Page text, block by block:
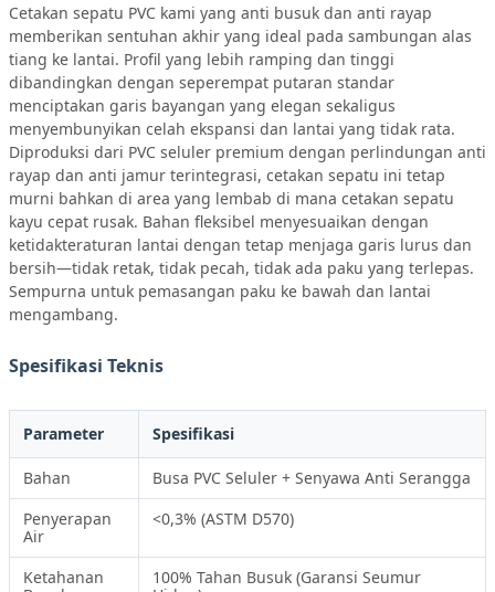
Cetakan sepatu PVC kami yang anti busuk dan anti rayap
memberikan sentuhan akhir yang ideal pada sambungan alas
tiang ke lantai. Profil yang lebih ramping dan tinggi
dibandingkan dengan seperempat putaran standar
menciptakan garis bayangan yang elegan sekaligus
menyembunyikan celah ekspansi dan lantai yang tidak rata.
Diproduksi dari PVC seluler premium dengan perlindungan anti
rayap dan anti jamur terintegrasi, cetakan sepatu ini tetap
murni bahkan di area yang lembab di mana cetakan sepatu
kayu cepat rusak. Bahan fleksibel menyesuaikan dengan
ketidakteraturan lantai dengan tetap menjaga garis lurus dan
bersih—tidak retak, tidak pecah, tidak ada paku yang terlepas.
Sempurna untuk pemasangan paku ke bawah dan lantai
mengambang.
Spesifikasi Teknis
Parameter Spesifikasi
Bahan
Busa PVC Seluler + Senyawa Anti Serangga
Penyerapan
Air
<0,3% (ASTM D570)
Ketahanan
100% Tahan Busuk (Garansi Seumur